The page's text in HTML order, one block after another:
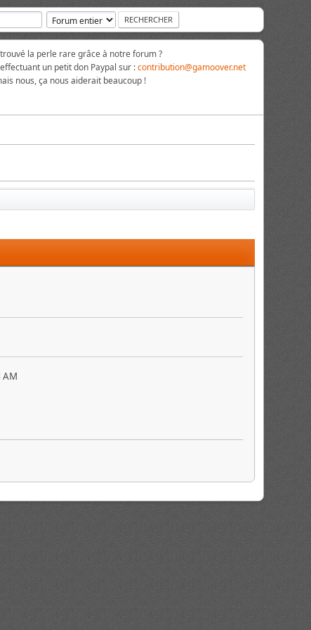
trouvé la perle rare grâce à notre forum ?
un petit don Paypal sur :contribution@gamoover.net
nous, ça nous aiderait beaucoup !
AM